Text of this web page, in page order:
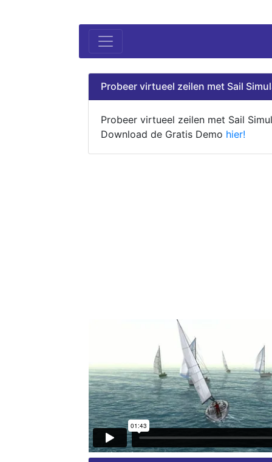
Probeer virtueel zeilen met Sail
Probeer virtueel zeilen met Sail
Download de Gratis Demo hier!